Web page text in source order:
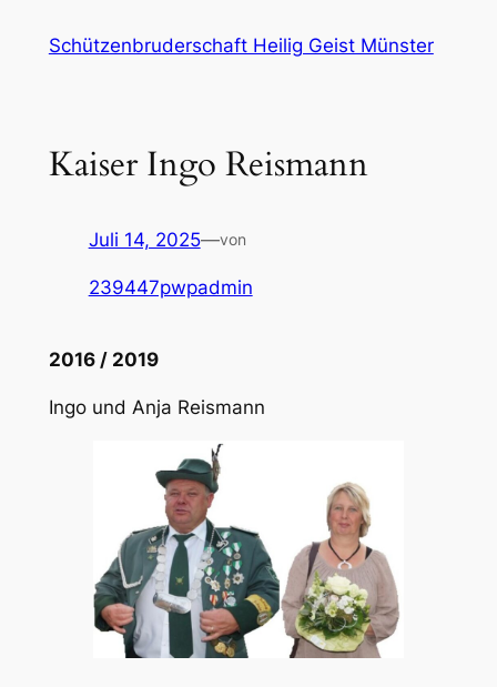
InhaltSchützenbruderschaft Heilig Geist Münster
Kaiser Ingo Reismann
Juli 14, 2025—von
239447pwpadmin
2016 / 2019
Ingo und Anja Reismann